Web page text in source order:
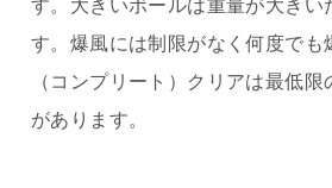
す。大きいボールは重量が大きい
す。爆風には制限がなく何度でも
（コンプリート）クリアは最低
があります。